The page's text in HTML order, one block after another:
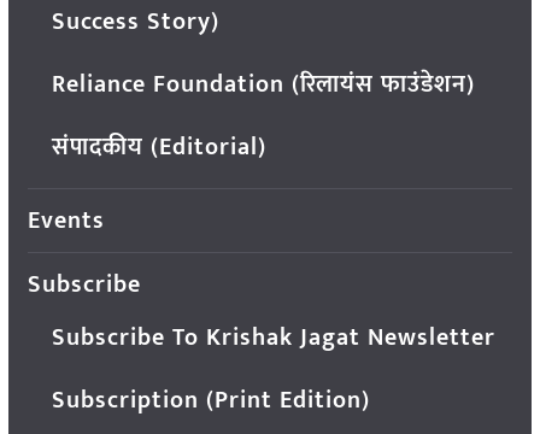
Success Story)
Reliance Foundation (रिलायंस फाउंडेशन)
संपादकीय (Editorial)
Events
Subscribe
Subscribe To Krishak Jagat Newsletter
Subscription (Print Edition)